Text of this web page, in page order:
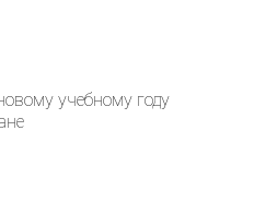
учебному году